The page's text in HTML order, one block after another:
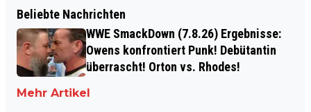
Beliebte Nachrichten
WWE SmackDown (7.8.26) Ergebnisse:
Owens konfrontiert Punk! Debütantin
überrascht! Orton vs. Rhodes!
Mehr Artikel